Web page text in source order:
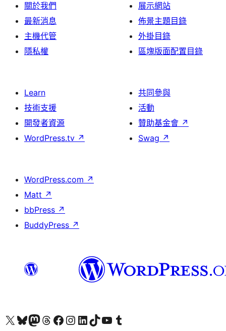
關於我們
最新消息
主機代管
隱私權
展示網站
佈景主題目錄
外掛目錄
區塊版面配置目錄
Learn
技術支援
開發者資源
WordPress.tv ↗
共同參與
活動
贊助基金會 ↗
Swag ↗
WordPress.com ↗
Matt ↗
bbPress ↗
BuddyPress ↗
查看我們的 X (之前的 Twitter) 帳號造訪我們的 Bluesky 帳號造訪我們的 Mastodon 帳號造訪我們的 Threads 帳號 造訪我們的 Facebook 粉絲專頁Visit our Instagram account
Visit our LinkedIn account
造訪我們的 TikTok 帳號Visit our YouTube channel
造訪我們的 Tumblr 帳號